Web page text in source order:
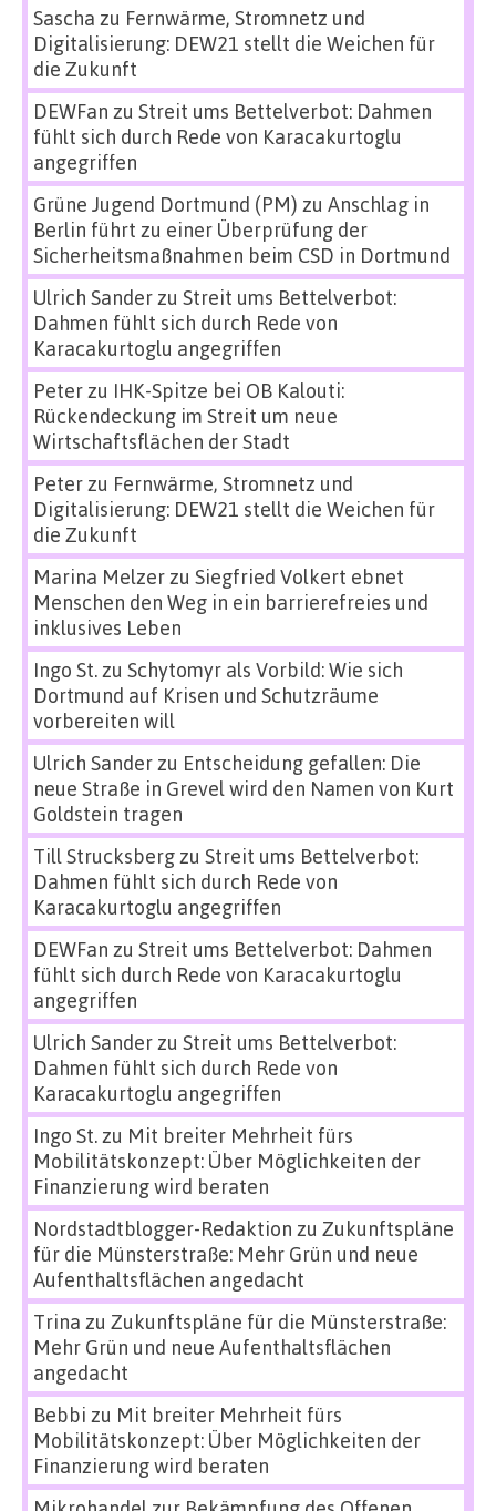
Sascha zu Fernwärme, Stromnetz und
Digitalisierung: DEW21 stellt die Weichen für
die Zukunft
DEWFan zu Streit ums Bettelverbot: Dahmen
fühlt sich durch Rede von Karacakurtoglu
angegriffen
Grüne Jugend Dortmund (PM) zu Anschlag in
Berlin führt zu einer Überprüfung der
Sicherheitsmaßnahmen beim CSD in Dortmund
Ulrich Sanderzu Streit ums Bettelverbot:
Dahmen fühlt sich durch Rede von
Karacakurtoglu angegriffen
Peterzu IHK-Spitze bei OB Kalouti:
Rückendeckung im Streit um neue
Wirtschaftsflächen der Stadt
Peterzu Fernwärme, Stromnetz und
Digitalisierung: DEW21 stellt die Weichen für
die Zukunft
Marina Melzerzu Siegfried Volkert ebnet
Menschen den Weg in ein barrierefreies und
inklusives Leben
Ingo St.zu Schytomyr als Vorbild: Wie sich
Dortmund auf Krisen und Schutzräume
vorbereiten will
Ulrich Sanderzu Entscheidung gefallen: Die
neue Straße in Grevel wird den Namen von Kurt
Goldstein tragen
Till Strucksbergzu Streit ums Bettelverbot:
Dahmen fühlt sich durch Rede von
Karacakurtoglu angegriffen
DEWFan zu Streit ums Bettelverbot: Dahmen
fühlt sich durch Rede von Karacakurtoglu
angegriffen
Ulrich Sanderzu Streit ums Bettelverbot:
Dahmen fühlt sich durch Rede von
Karacakurtoglu angegriffen
Ingo St.zu Mit breiter Mehrheit fürs
Mobilitätskonzept: Über Möglichkeiten der
Finanzierung wird beraten
Nordstadtblogger-Redaktion zu Zukunftspläne
für die Münsterstraße: Mehr Grün und neue
Aufenthaltsflächen angedacht
Trina zu Zukunftspläne für die Münsterstraße:
Mehr Grün und neue Aufenthaltsflächen
angedacht
Bebbi zu Mit breiter Mehrheit fürs
Mobilitätskonzept: Über Möglichkeiten der
Finanzierung wird beraten